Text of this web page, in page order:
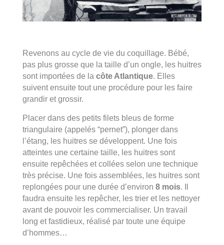
Revenons au cycle de vie du coquillage. Bébé,
pas plus grosse que la taille d’un ongle, les huitres
sont importées de la côte Atlantique. Elles
suivent ensuite tout une procédure pour les faire
grandir et grossir.
Placer dans des petits filets bleus de forme
triangulaire (appelés “pernet”), plonger dans
l’étang, les huitres se développent. Une fois
atteintes une certaine taille, les huitres sont
ensuite repêchées et collées selon une technique
très précise. Une fois assemblées, les huitres sont
replongées pour une durée d’environ 8 mois. Il
faudra ensuite les repêcher, les trier et les nettoyer
avant de pouvoir les commercialiser. Un travail
long et fastidieux, réalisé par toute une équipe
d’hommes…